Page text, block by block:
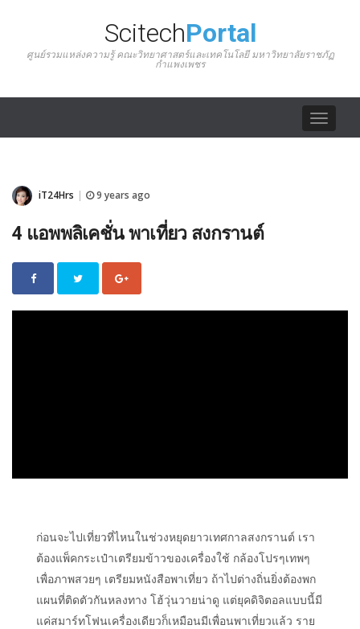
ScitechPortal
ศูนย์รวมแหล่งความรู้ คณะวิทยาศาสตร์และเทคโนโลยี มหาวิทยาลัยราชภัฏ
กำแพงเพชร
Toggle
iT24Hrs 9 years ago
4 แอพพลิเคชั่น พาเที่ยว สงกรานต์
ก่อนจะไปเที่ยวที่ไหนในช่วงหยุดยาวเทศกาลสงกรานต์ เรา
ต้องแพ็คกระเป๋าเตรียมข้าวของเครื่องใช้ กล้องโปรๆเทพๆ
เพื่อภาพสวยๆ เตรียมหนังสือพาเที่ยว ถ้าไปต่างถิ่นยิ่งต้องพก
แผนที่ติดตัวกันหลงทาง โฮ้วุ่นวายน่าดู แต่ยุคดิจิตอลแบบนี้มี
แค่สมาร์ทโฟนเครื่องเดียวก็เหมือนมีเพื่อนพาเที่ยวแล้ว ราย